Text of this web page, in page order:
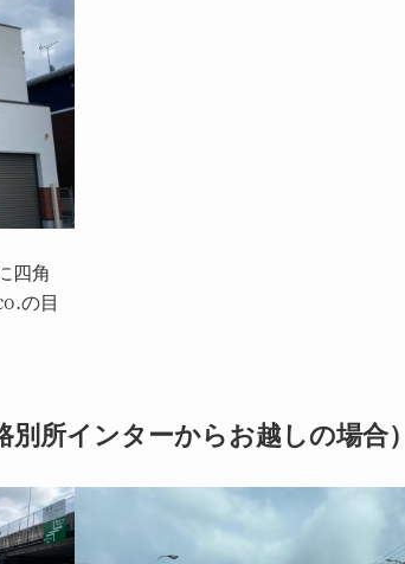
四角
の目
所インターからお越しの場合）